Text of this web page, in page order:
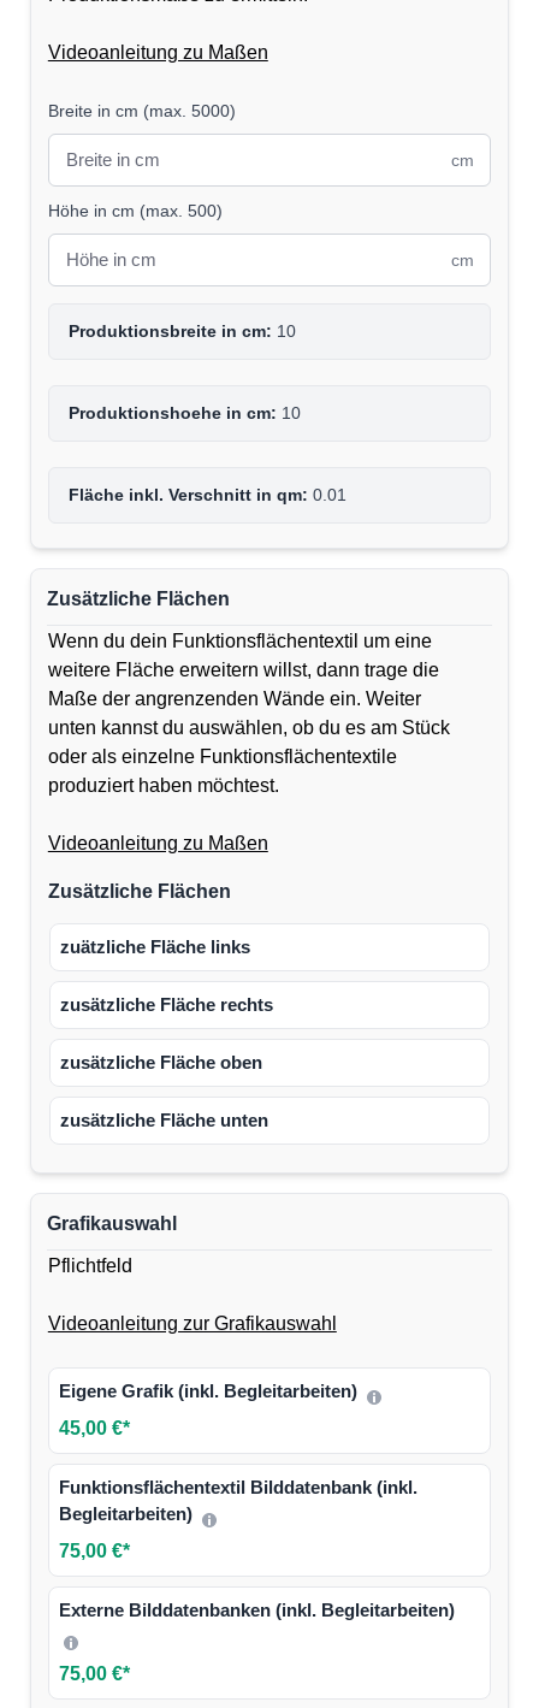
Videoanleitung zu Maßen
Breite in cm (max. 5000)
cm
Höhe in cm (max. 500)
cm
Produktionsbreite in cm: 10
Produktionshoehe in cm: 10
Fläche inkl. Verschnitt in qm: 0.01
Zusätzliche Flächen
Wenn du dein Funktionsflächentextil um eine
weitere Fläche erweitern willst, dann trage die
Maße der angrenzenden Wände ein. Weiter
unten kannst du auswählen, ob du es am Stück
oder als einzelne Funktionsflächentextile
produziert haben möchtest.
Videoanleitung zu Maßen
Zusätzliche Flächen
zuätzliche Fläche links
zusätzliche Fläche rechts
zusätzliche Fläche oben
zusätzliche Fläche unten
Grafikauswahl
Pflichtfeld
Videoanleitung zur Grafikauswahl
Eigene Grafik (inkl. Begleitarbeiten)
45,00 €*
Funktionsflächentextil Bilddatenbank (inkl.
Begleitarbeiten)
75,00 €*
Externe Bilddatenbanken (inkl. Begleitarbeiten)
75,00 €*